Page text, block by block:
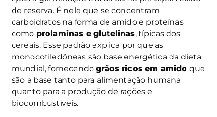
de reserva. É nele que se concentram
carboidratos na forma de amido e proteínas
como prolaminas e glutelinas, típicas dos
cereais. Esse padrão explica por que as
monocotiledôneas são base energética da dieta
mundial, fornecendogrãos ricos em amido que
são a base tanto para alimentação humana
quanto para a produção de rações e
biocombustíveis.